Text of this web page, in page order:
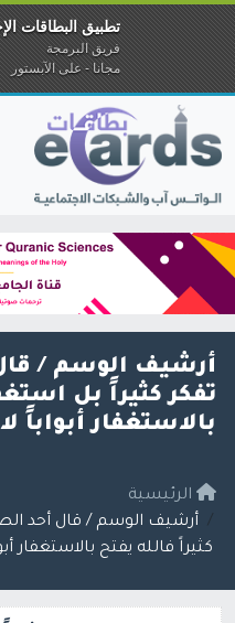
أرشيف الوسم /
تفكر كثيراً بل
بالاستغفار أبواباً
الرئيسية
أرشيف الوسم / قال أحد
كثيراً فالله يفتح بالاستغفار
تطبيق البطاقات
فريق البرمجة
مجانا - على الآبستور